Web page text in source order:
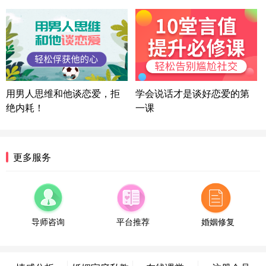
湖北-武汉 135****7410
41分钟前
微信用户 困困魚? 通过此页面咨询，已获得专属情感
方案
陕西-西安 139****6283
3分钟前
情感方案
浙江-宁波 150****8921
福建-厦门 159****4462
53分钟前
微信用户 凌乱小羊 通过此页面咨询，已获得专属情
用男人思维和他谈恋爱，拒
绝内耗！
学会说话才是谈好恋爱的第
一课
更多服务
导师咨询 平台推荐 婚姻修复